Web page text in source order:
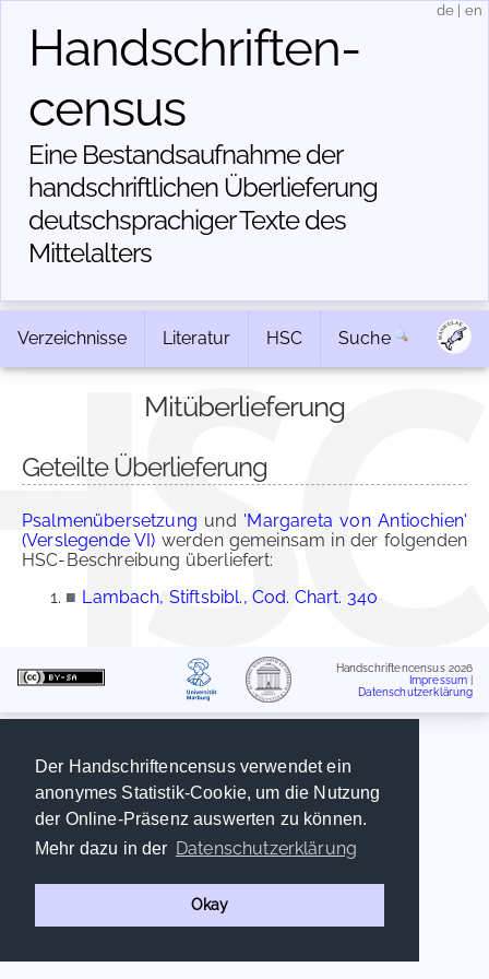
Der Handschriftencensus verwendet ein
anonymes Statistik-Cookie, um die Nutzung
der Online-Präsenz auswerten zu können.
Mehr dazu in der Datenschutzerklärung
Okay
Handschriften­
census
Eine Bestandsaufnahme der
handschriftlichen Über­lieferung
deutschsprachiger Texte des
Mittelalters
de en
Verzeichnisse Literatur HSC Suche
Mitüberlieferung
Geteilte Überlieferung
Psalmenübersetzung und 'Margareta von Antiochien'
(Verslegende VI) werden gemeinsam in der folgenden
HSC-Beschreibung überliefert:
■ Lambach, Stiftsbibl., Cod. Chart. 340
Handschriftencensus 2026
Impressum
Datenschutzerklärung